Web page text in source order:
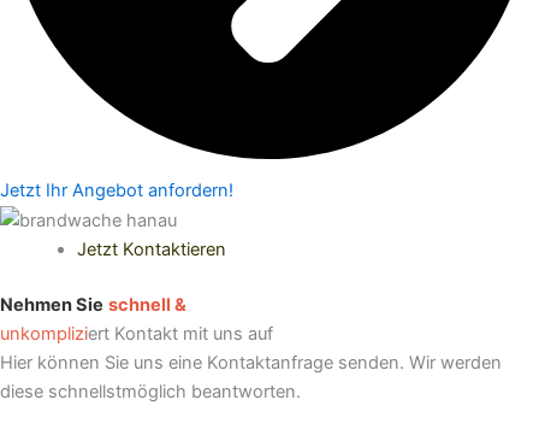
Jetzt Ihr Angebot anfordern!
Jetzt Kontaktieren
Nehmen Sie schnell &
unkompliziert Kontakt mit uns auf
Hier können Sie uns eine Kontaktanfrage senden. Wir werden
diese schnellstmöglich beantworten.